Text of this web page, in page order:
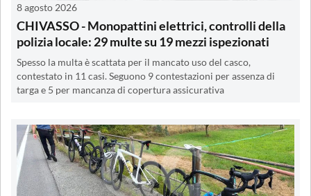
8 agosto 2026
CHIVASSO - Monopattini elettrici, controlli della
polizia locale: 29 multe su 19 mezzi ispezionati
Spesso la multa è scattata per il mancato uso del casco,
contestato in 11 casi. Seguono 9 contestazioni per assenza di
targa e 5 per mancanza di copertura assicurativa